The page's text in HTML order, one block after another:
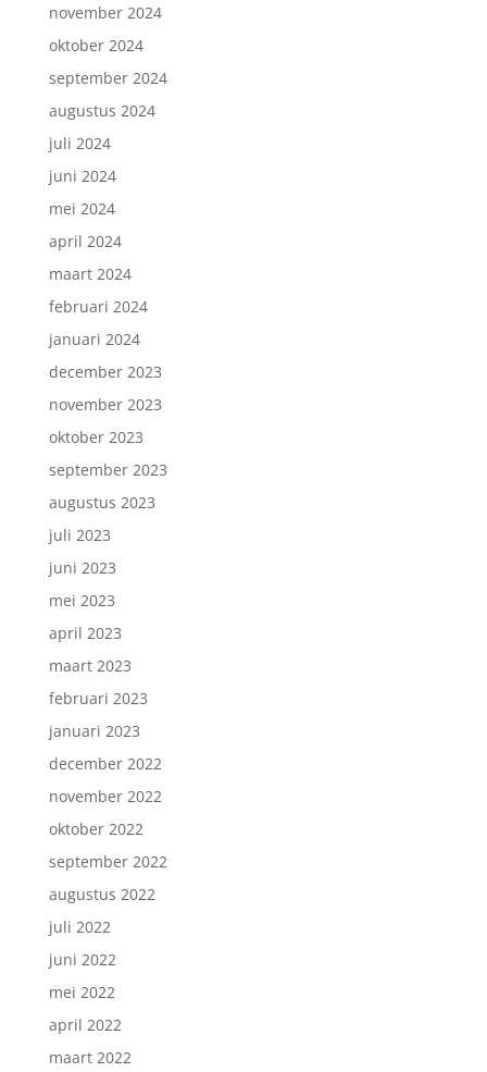
november 2024
oktober 2024
september 2024
augustus 2024
juli 2024
juni 2024
mei 2024
april 2024
maart 2024
februari 2024
januari 2024
december 2023
november 2023
oktober 2023
september 2023
augustus 2023
juli 2023
juni 2023
mei 2023
april 2023
maart 2023
februari 2023
januari 2023
december 2022
november 2022
oktober 2022
september 2022
augustus 2022
juli 2022
juni 2022
mei 2022
april 2022
maart 2022